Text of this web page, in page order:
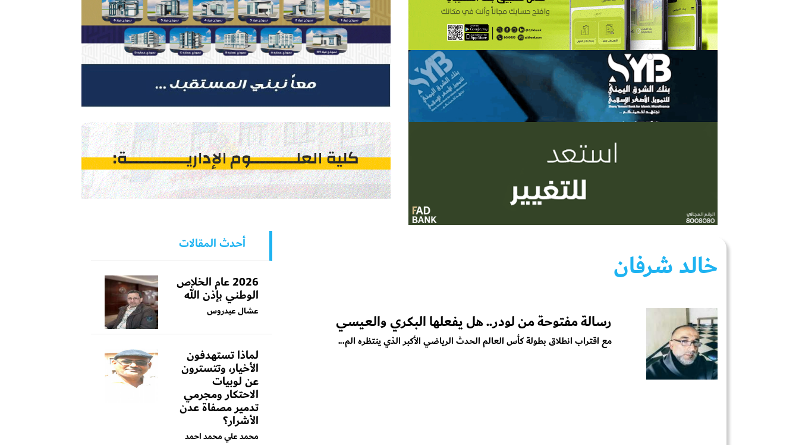
خالد شرفان
رسالة مفتوحة من لودر.. هل يفعلها البكري والعيسي
مع اقتراب انطلاق بطولة كأس العالم الحدث الرياضي الأكبر الذي ينتظره الم...
أحدث المقالات
2026 عام الخلاص
الوطني بإذن الله
عشال عيدروس
لماذا تستهدفون
الأخيار، وتتسترون
عن لوبيات
الاحتكار ومجرمي
تدمير مصفاة عدن
الأشرار؟
محمد علي محمد احمد